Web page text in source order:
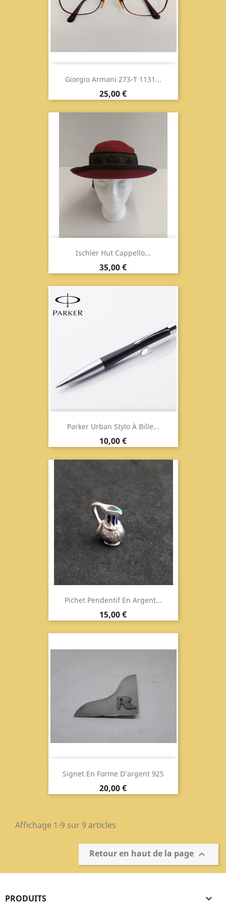
Giorgio Armani 273-T 1131...
Prix
25,00 €
Ischler Hut Cappello...
Prix
35,00 €
Parker Urban Stylo À Bille...
Prix
10,00 €
Pichet Pendentif En Argent...
Prix
15,00 €
Signet En Forme D’argent 925
Prix
20,00 €
Affichage 1-9 sur 9 articles
Retour en haut de la page 
PRODUITS 